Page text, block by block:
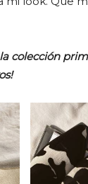
colección